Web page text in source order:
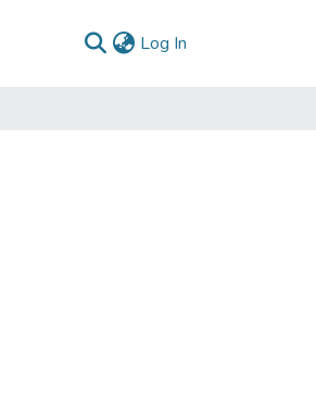
Log In